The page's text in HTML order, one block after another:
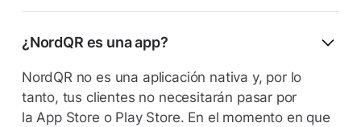
¿NordQR es una app?
NordQR no es una aplicación nativa y, por lo
tanto, tus clientes no necesitarán pasar por
la App Store o Play Store. En el momento en que